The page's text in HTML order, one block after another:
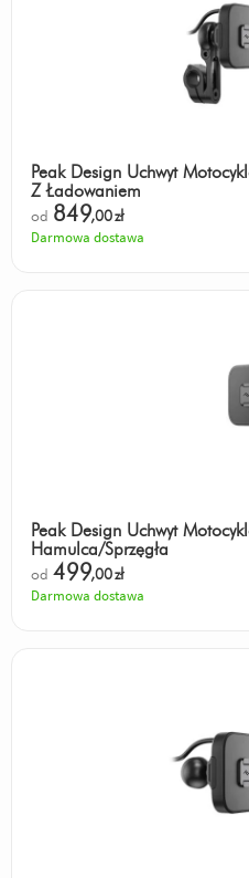
Peak Design Uchwyt
Z Ładowaniem
od 849,00zł
Darmowa dostawa
Peak Design Uchwyt
Hamulca/Sprzęgła
od 499,00zł
Darmowa dostawa